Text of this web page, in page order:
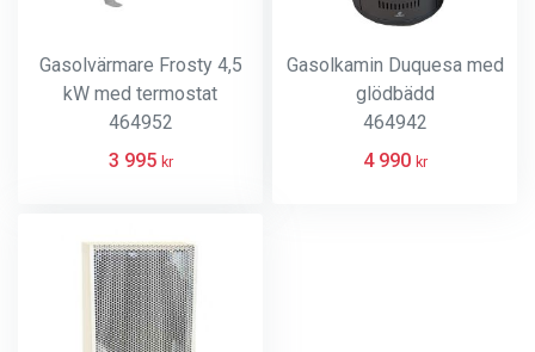
Gasolvärmare Frosty 4,5
kW med termostat
464952
3 995 kr
Gasolkamin Duquesa med
glödbädd
464942
4 990 kr